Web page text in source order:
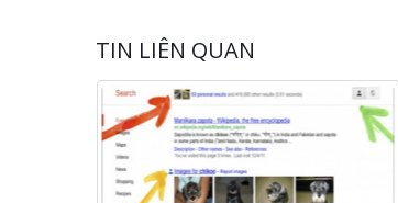
TIN LIÊN QUAN